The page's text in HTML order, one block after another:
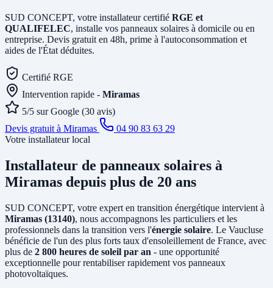
SUD CONCEPT, votre installateur certifié RGE et
QUALIFELEC, installe vos panneaux solaires à domicile ou en
entreprise. Devis gratuit en 48h, prime à l'autoconsommation et
aides de l'État déduites.
Certifié RGE
Intervention rapide - Miramas
5/5 sur Google (30 avis)
Devis gratuit à Miramas
04 90 83 63 29
Votre installateur local
Installateur de panneaux solaires à
Miramas depuis plus de 20 ans
SUD CONCEPT, votre expert en transition énergétique intervient à
Miramas (13140), nous accompagnons les particuliers et les
professionnels dans la transition vers l'énergie solaire. Le Vaucluse
bénéficie de l'un des plus forts taux d'ensoleillement de France, avec
plus de 2 800 heures de soleil par an - une opportunité
exceptionnelle pour rentabiliser rapidement vos panneaux
photovoltaïques.